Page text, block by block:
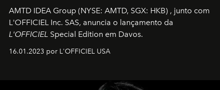
AMTD IDEA Group (NYSE: AMTD, SGX: HKB) , junto com
L'OFFICIEL Inc. SAS, anuncia o lançamento da
L'OFFICIEL Special Edition em Davos.
16.01.2023 por L'OFFICIEL USA